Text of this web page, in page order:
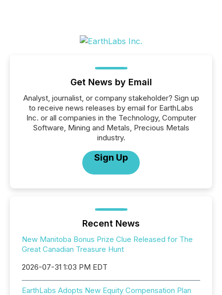
Get News by Email
Analyst, journalist, or company stakeholder? Sign up
to receive news releases by email for EarthLabs
Inc. or all companies in the Technology, Computer
Software, Mining and Metals, Precious Metals
industry.
Sign Up
Recent News
New Manitoba Bonus Prize Clue Released for The
Great Canadian Treasure Hunt
2026-07-31 1:03 PM EDT
EarthLabs Adopts New Equity Compensation Plan